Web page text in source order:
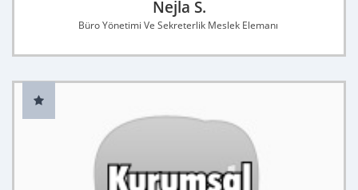
Nejla S.
Büro Yönetimi Ve Sekreterlik Meslek Elemanı